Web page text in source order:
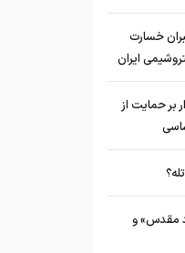
خسارت
ایران
بر حمایت از
مقدس» و